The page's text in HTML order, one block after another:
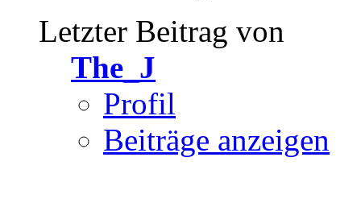
Letzter Beitrag von
The_J
Profil
Beiträge anzeigen